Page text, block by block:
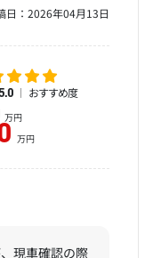
日： 2026年04月13日
5.0 おすすめ度
万円
万円
現車確認の際